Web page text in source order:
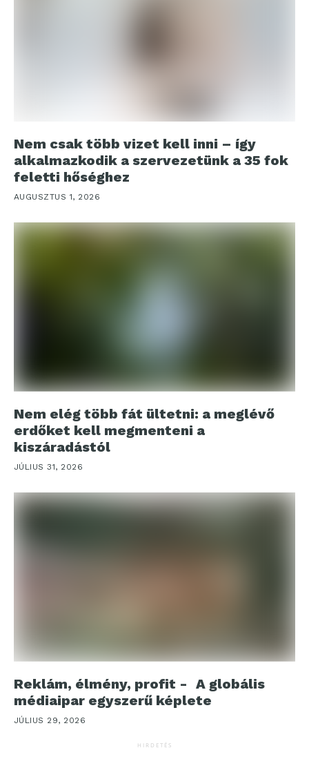
Nem csak több vizet kell inni – így
alkalmazkodik a szervezetünk a 35 fok
feletti hőséghez
AUGUSZTUS 1, 2026
Nem elég több fát ültetni: a meglévő
erdőket kell megmenteni a
kiszáradástól
JÚLIUS 31, 2026
Reklám, élmény, profit - A globális
médiaipar egyszerű képlete
JÚLIUS 29, 2026
HIRDETÉS